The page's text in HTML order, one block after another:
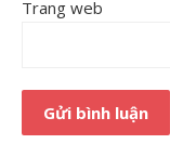
Trang web